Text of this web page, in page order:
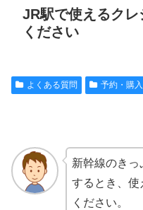
JR駅で使えるク
ください
よくある質問 予約・購入
新幹線のきっ
するとき、使
ください。